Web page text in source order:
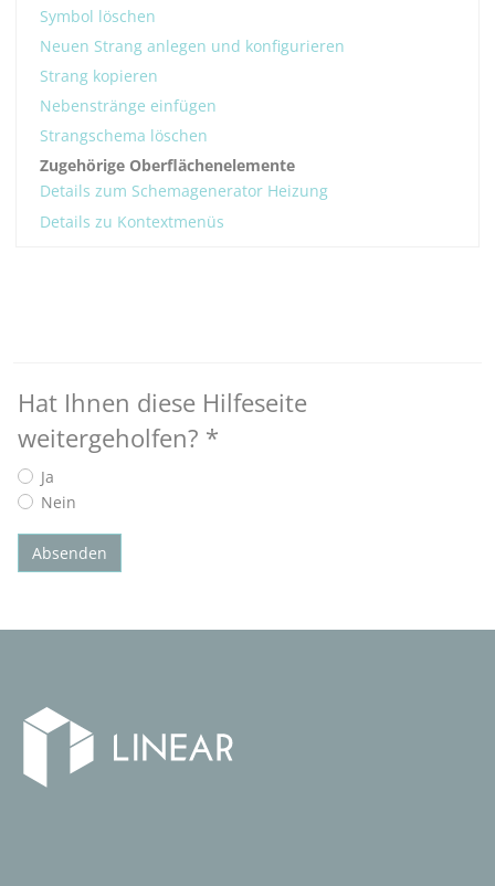
Symbol löschen
Neuen Strang anlegen und konfigurieren
Strang kopieren
Nebenstränge einfügen
Strangschema löschen
Zugehörige Oberflächenelemente
Details zum Schemagenerator Heizung
Details zu Kontextmenüs
Hat Ihnen diese Hilfeseite
weitergeholfen? *
Ja
Nein
Absenden